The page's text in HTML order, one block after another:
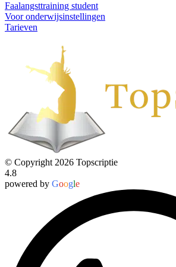
Faalangsttraining student
Voor onderwijsinstellingen
Tarieven
© Copyright 2026 Topscriptie
4.8
powered by Google